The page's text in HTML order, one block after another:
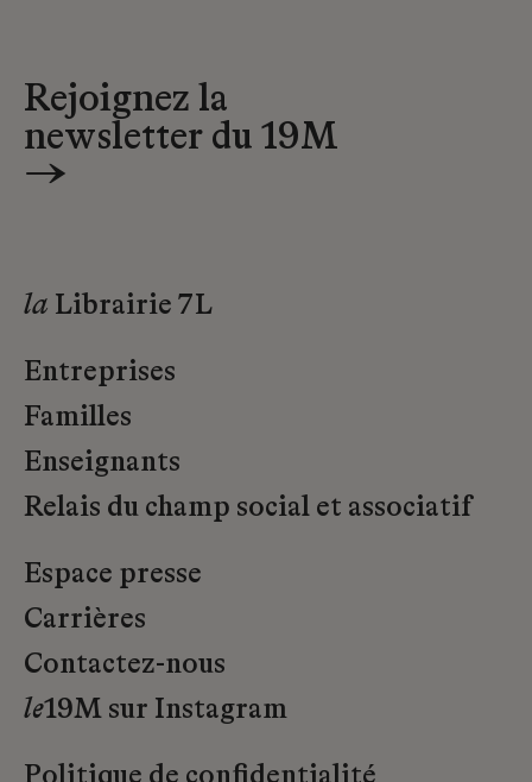
Rejoignez la
newsletter du 19M
→
la Librairie 7L
Entreprises
Familles
Enseignants
Relais du champ social et associatif
Espace presse
Carrières
Contactez-nous
le19M sur Instagram